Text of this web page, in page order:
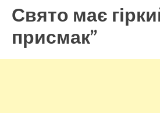
Свято має
присмак”